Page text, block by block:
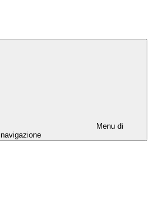
Menu di
navigazione